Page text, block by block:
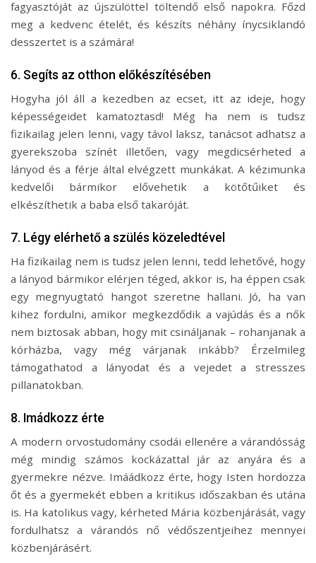
fagyasztóját az újszülöttel töltendő első napokra. Főzd
meg a kedvenc ételét, és készíts néhány ínycsiklandó
desszertet is a számára!
6. Segíts az otthon előkészítésében
Hogyha jól áll a kezedben az ecset, itt az ideje, hogy
képességeidet kamatoztasd! Még ha nem is tudsz
fizikailag jelen lenni, vagy távol laksz, tanácsot adhatsz a
gyerekszoba színét illetően, vagy megdicsérheted a
lányod és a férje által elvégzett munkákat. A kézimunka
kedvelői bármikor elővehetik a kötőtűiket és
elkészíthetik a baba első takaróját.
7. Légy elérhető a szülés közeledtével
Ha fizikailag nem is tudsz jelen lenni, tedd lehetővé, hogy
a lányod bármikor elérjen téged, akkor is, ha éppen csak
egy megnyugtató hangot szeretne hallani. Jó, ha van
kihez fordulni, amikor megkezdődik a vajúdás és a nők
nem biztosak abban, hogy mit csináljanak – rohanjanak a
kórházba, vagy még várjanak inkább? Érzelmileg
támogathatod a lányodat és a vejedet a stresszes
pillanatokban.
8. Imádkozz érte
A modern orvostudomány csodái ellenére a várandósság
még mindig számos kockázattal jár az anyára és a
gyermekre nézve. Imáádkozz érte, hogy Isten hordozza
őt és a gyermekét ebben a kritikus időszakban és utána
is. Ha katolikus vagy, kérheted Mária közbenjárását, vagy
fordulhatsz a várandós nő védőszentjeihez mennyei
közbenjárásért.